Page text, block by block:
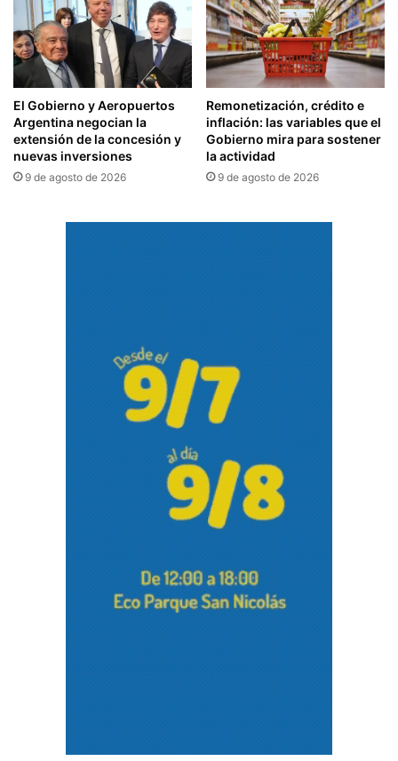
El Gobierno y Aeropuertos
Argentina negocian la
extensión de la concesión y
nuevas inversiones
9 de agosto de 2026
Remonetización, crédito e
inflación: las variables que el
Gobierno mira para sostener
la actividad
9 de agosto de 2026